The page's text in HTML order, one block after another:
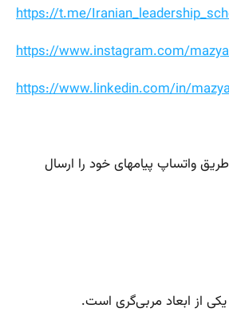
https://t.me/
https://www.instagram.com/
https://www.linkedin.com/in/
طریق واتساپ پیامهای خود را ارسال
یکی از ابعاد مربی‌گری است.